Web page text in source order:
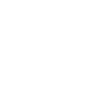
na tela.